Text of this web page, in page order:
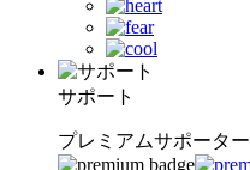
サポート
プレミアムサポーター